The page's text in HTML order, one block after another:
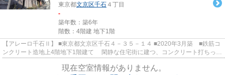
東京都文京区千石 ４丁目
-
築年数：築6年
階数：4階建 地下1階
【アレーロ千石Ⅱ】 ■東京都文京区千石４－３５－１４ ■2020年3月築 ■鉄筋コ
ンクリート造地上4階地下1階建て 閑静な住宅街に建つ、コンクリート打ちっぱ
現在空室情報がありません。